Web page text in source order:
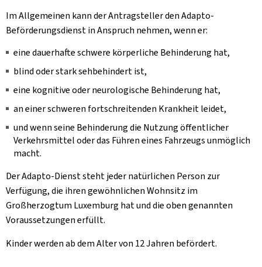
Im Allgemeinen kann der Antragsteller den Adapto-
Beförderungsdienst in Anspruch nehmen, wenn er:
eine dauerhafte schwere körperliche Behinderung hat,
blind oder stark sehbehindert ist,
eine kognitive oder neurologische Behinderung hat,
an einer schweren fortschreitenden Krankheit leidet,
und wenn seine Behinderung die Nutzung öffentlicher
Verkehrsmittel oder das Führen eines Fahrzeugs unmöglich
macht.
Der Adapto-Dienst steht jeder natürlichen Person zur
Verfügung, die ihren gewöhnlichen Wohnsitz im
Großherzogtum Luxemburg hat und die oben genannten
Voraussetzungen erfüllt.
Kinder werden ab dem Alter von 12 Jahren befördert.